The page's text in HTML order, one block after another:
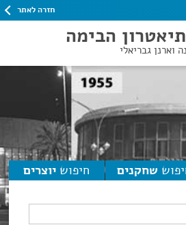
חזרה לאתר
תיאטרון הבימה
וארנן גבריאלי
שחקנים חיפוש יוצרים